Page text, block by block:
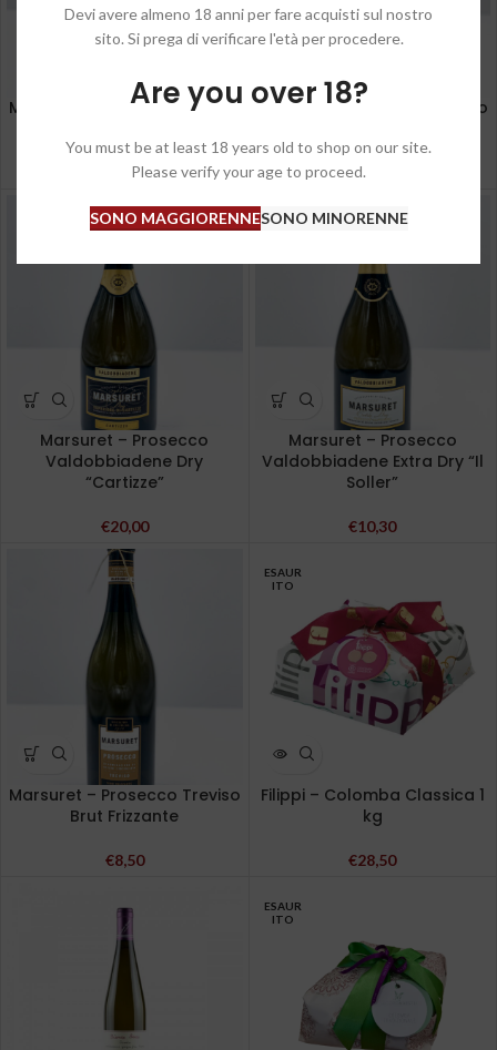
Devi avere almeno 18 anni per fare acquisti sul nostro
sito. Si prega di verificare l'età per procedere.
Are you over 18?
You must be at least 18 years old to shop on our site.
Please verify your age to proceed.
SONO MAGGIORENNESONO MINORENNE
Marsuret – Prosecco Treviso
8,90
Marsuret – Prosecco Treviso
€8,90
Marsuret – Prosecco
Valdobbiadene Dry
“Cartizze”
€20,00
Marsuret – Prosecco
Valdobbiadene Extra Dry “Il
Soller”
€10,30
Marsuret – Prosecco Treviso
Brut Frizzante
€8,50
ESAUR
ITO
Filippi – Colomba Classica 1
kg
€28,50
ESAUR
ITO